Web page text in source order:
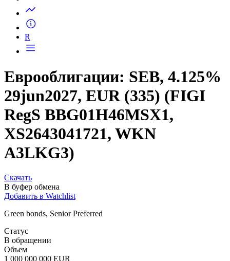
Еврооблигации: SEB, 4.125%
29jun2027, EUR (335) (FIGI
RegS BBG01H46MSX1,
A3LKG3)
Скачать
Добавить в Watchlist
Green bonds, Senior Preferred